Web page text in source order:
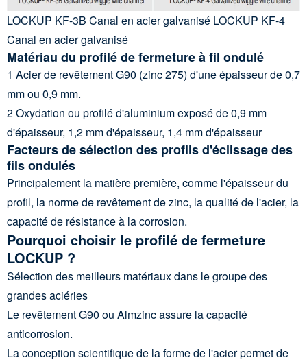
LOCKUP KF-3B Canal en acier galvanisé LOCKUP KF-4
Canal en acier galvanisé
Matériau du profilé de fermeture à fil ondulé
1 Acier de revêtement G90 (zinc 275) d'une épaisseur de 0,7
mm ou 0,9 mm.
2 Oxydation ou profilé d'aluminium exposé de 0,9 mm
d'épaisseur, 1,2 mm d'épaisseur, 1,4 mm d'épaisseur
Facteurs de sélection des profils d'éclissage des
fils ondulés
Principalement la matière première, comme l'épaisseur du
profil, la norme de revêtement de zinc, la qualité de l'acier, la
capacité de résistance à la corrosion.
Pourquoi choisir le profilé de fermeture
LOCKUP ?
Sélection des meilleurs matériaux dans le groupe des
grandes aciéries
Le revêtement G90 ou Almzinc assure la capacité
anticorrosion.
La conception scientifique de la forme de l'acier permet de